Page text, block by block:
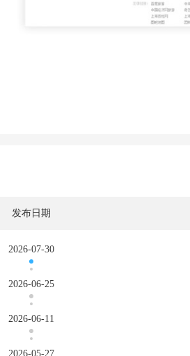
发布日期
2026-07-30
2026-06-25
2026-06-11
2026-05-27